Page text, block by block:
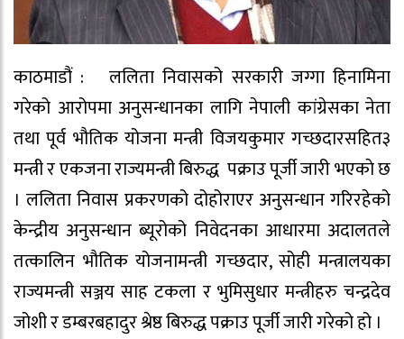
काठमाडौं : ललिता निवासको सरकारी जग्गा हिनामिना
गरेको आरोपमा अनुसन्धानका लागि नेपाली कांग्रेसका नेता
तथा पूर्व भौतिक योजना मन्त्री विजयकुमार गच्छदारसहित३
मन्त्री र एकजना राज्यमन्त्री बिरुद्ध पक्राउ पूर्जी जारी भएकाे छ
। ललिता निवास प्रकरणको दोहोराएर अनुसन्धान गरिरहेको
केन्द्रीय अनुसन्धान ब्यूरोको निवेदनका आधारमा अदालतले
तत्कालिन भौतिक योजनामन्त्री गच्छदार, सोही मन्त्रालयका
राज्यमन्त्री सञ्जय साह टकला र भुमिसुधार मन्त्रीहरु चन्द्रदेव
जोशी र डम्बरबहादुर श्रेष्ठ बिरुद्ध पक्राउ पूर्जी जारी गरेको हो ।